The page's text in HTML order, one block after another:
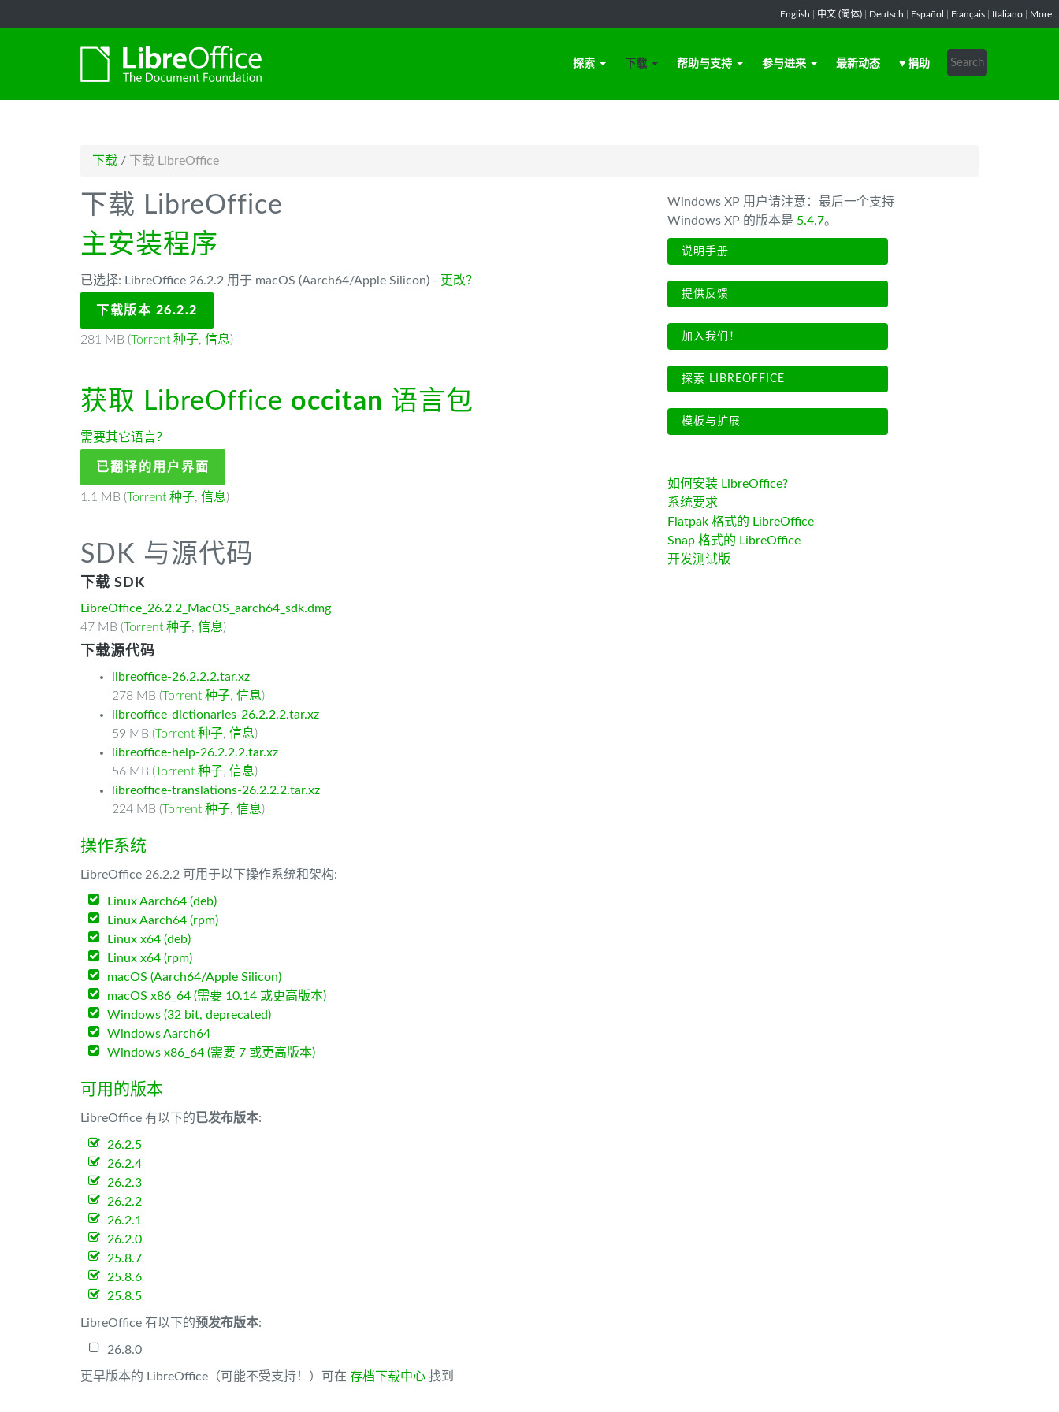
English 中文 (简体) Deutsch Español Français Italiano More...
探索 下载 帮助与支持 参与进来 最新动态 ♥ 捐助
下载 / 下载 LibreOffice
下载 LibreOffice
主安装程序
已选择: LibreOffice 26.2.2 用于 macOS (Aarch64/Apple Silicon) - 更改？
下载版本 26.2.2
281 MB (Torrent 种子, 信息)
获取 LibreOffice occitan 语言包
需要其它语言？
已翻译的用户界面
1.1 MB (Torrent 种子, 信息)
SDK 与源代码
下载 SDK
LibreOffice_26.2.2_MacOS_aarch64_sdk.dmg
47 MB (Torrent 种子, 信息)
下载源代码
libreoffice-26.2.2.2.tar.xz
278 MB (Torrent 种子, 信息)
libreoffice-dictionaries-26.2.2.2.tar.xz
59 MB (Torrent 种子, 信息)
libreoffice-help-26.2.2.2.tar.xz
56 MB (Torrent 种子, 信息)
libreoffice-translations-26.2.2.2.tar.xz
224 MB (Torrent 种子, 信息)
操作系统
LibreOffice 26.2.2 可用于以下操作系统和架构:
Linux Aarch64 (deb)
Linux Aarch64 (rpm)
Linux x64 (deb)
Linux x64 (rpm)
macOS (Aarch64/Apple Silicon)
macOS x86_64 (需要 10.14 或更高版本)
Windows (32 bit, deprecated)
Windows Aarch64
Windows x86_64 (需要 7 或更高版本)
可用的版本
LibreOffice 有以下的已发布版本:
26.2.5
26.2.4
26.2.3
26.2.2
26.2.1
26.2.0
25.8.7
25.8.6
25.8.5
LibreOffice 有以下的预发布版本:
26.8.0
更早版本的 LibreOffice（可能不受支持！）可在 存档下载中心 找到
Windows XP 用户请注意：最后一个支持
Windows XP 的版本是 5.4.7。
说明手册
提供反馈
加入我们！
探索 LIBREOFFICE
模板与扩展
如何安装 LibreOffice?
系统要求
Flatpak 格式的 LibreOffice
Snap 格式的 LibreOffice
开发测试版